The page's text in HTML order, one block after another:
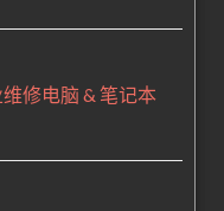
修电脑 & 笔记本